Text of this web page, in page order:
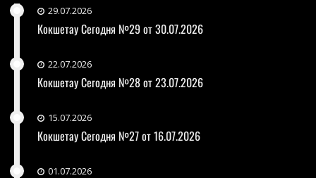
29.07.2026
Кокшетау Сегодня №29 от 30.07.2026
22.07.2026
Кокшетау Сегодня №28 от 23.07.2026
15.07.2026
Кокшетау Сегодня №27 от 16.07.2026
01.07.2026